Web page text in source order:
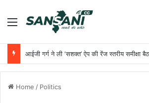
Menu
Home / Politics